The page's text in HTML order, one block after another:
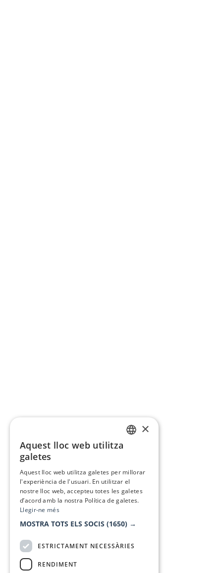
×
Aquest lloc web utilitza
galetes
Aquest lloc web utilitza galetes per millorar
l'experiència de l'usuari. En utilitzar el
nostre lloc web, accepteu totes les galetes
d’acord amb la nostra Política de galetes.
Llegir-ne més
MOSTRA TOTS ELS SOCIS (1650) →
ESTRICTAMENT NECESSÀRIES
RENDIMENT